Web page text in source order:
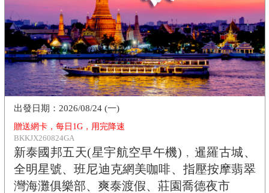
贈送網卡，每日1G，用完降速
BKKJX260824GA
新泰國邦五天(星宇航空早午機)﹐暹羅古城、
全明星號、班尼迪克網美咖啡、指壓按摩翡翠
灣海灘俱樂部、爽泰渡假、莊園喬德夜市
2026/08/24 (一)